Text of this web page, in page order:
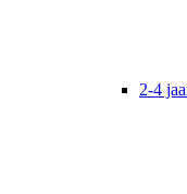
2-4